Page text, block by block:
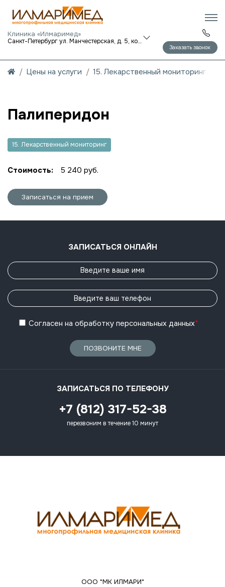
Клиника «Илмаримед»
Санкт-Петербург ул. Манчестерская, д. 5, корп. 1
Заказать звонок
Цены на услуги 15. Лекарственный мониторинг
Палиперидон
15. Лекарственный мониторинг
Стоимость: 5 240 руб.
Записаться на прием
ЗАПИСАТЬСЯ ОНЛАЙН
Согласен на обработку персональных данных*
ПОЗВОНИТЕ МНЕ
ЗАПИСАТЬСЯ ПО ТЕЛЕФОНУ
+7 (812) 317-52-38
перезвоним в течение 10 минут
ООО "МК ИЛМАРИ"